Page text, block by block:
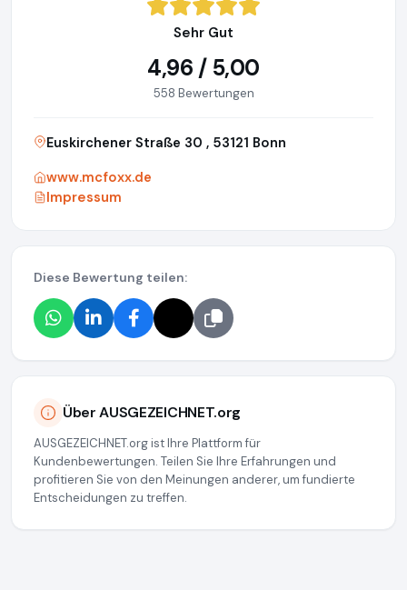
Sehr Gut
4,96 / 5,00
558 Bewertungen
Euskirchener Straße 30 , 53121 Bonn
www.mcfoxx.de
Impressum
Diese Bewertung teilen:
Über AUSGEZEICHNET.org
AUSGEZEICHNET.org ist Ihre Plattform für
Kundenbewertungen. Teilen Sie Ihre Erfahrungen und
profitieren Sie von den Meinungen anderer, um fundierte
Entscheidungen zu treffen.